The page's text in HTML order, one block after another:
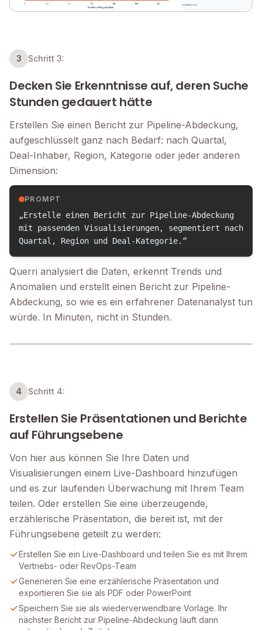
3 Schritt 3:
Decken Sie Erkenntnisse auf, deren Suche
Stunden gedauert hätte
Erstellen Sie einen Bericht zur Pipeline-Abdeckung,
aufgeschlüsselt ganz nach Bedarf: nach Quartal,
Deal-Inhaber, Region, Kategorie oder jeder anderen
Dimension:
PROMPT
„Erstelle einen Bericht zur Pipeline-Abdeckung
mit passenden Visualisierungen, segmentiert nach
Quartal, Region und Deal-Kategorie.“
Querri analysiert die Daten, erkennt Trends und
Anomalien und erstellt einen Bericht zur Pipeline-
Abdeckung, so wie es ein erfahrener Datenanalyst tun
würde. In Minuten, nicht in Stunden.
4 Schritt 4:
Erstellen Sie Präsentationen und Berichte
auf Führungsebene
Von hier aus können Sie Ihre Daten und
Visualisierungen einem Live-Dashboard hinzufügen
und es zur laufenden Überwachung mit Ihrem Team
teilen. Oder erstellen Sie eine überzeugende,
erzählerische Präsentation, die bereit ist, mit der
Führungsebene geteilt zu werden:
Erstellen Sie ein Live-Dashboard und teilen Sie es mit Ihrem
Vertriebs- oder RevOps-Team
Generieren Sie eine erzählerische Präsentation und
exportieren Sie sie als PDF oder PowerPoint
Speichern Sie sie als wiederverwendbare Vorlage. Ihr
nächster Bericht zur Pipeline-Abdeckung läuft dann